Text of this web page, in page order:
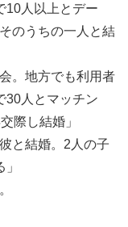
10人以上とデー
のうちの一人と結
。地方でも利用者
30人とマッチン
際し結婚」
と結婚。2人の子